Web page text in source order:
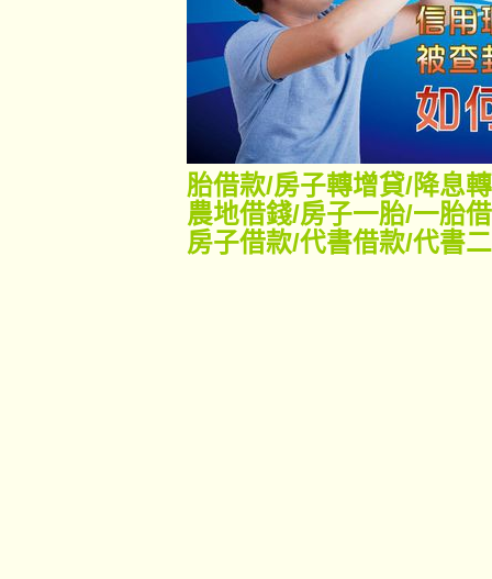
胎借款/房子轉增貸/降息
農地借錢/房子一胎/一胎
房子借款/代書借款/代書